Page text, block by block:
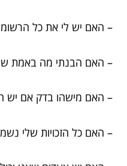
– האם יש לי את כל
– האם הבנתי מה באמת
– האם מישהו בדק אם יש
– האם כל הזכויות שלי